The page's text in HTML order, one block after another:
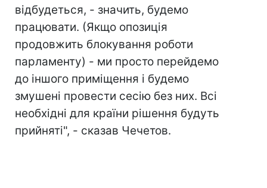
відбудеться, - значить, будемо
працювати. (Якщо опозиція
продовжить блокування роботи
парламенту) - ми просто перейдемо
до іншого приміщення і будемо
змушені провести сесію без них. Всі
необхідні для країни рішення будуть
прийняті", - сказав Чечетов.